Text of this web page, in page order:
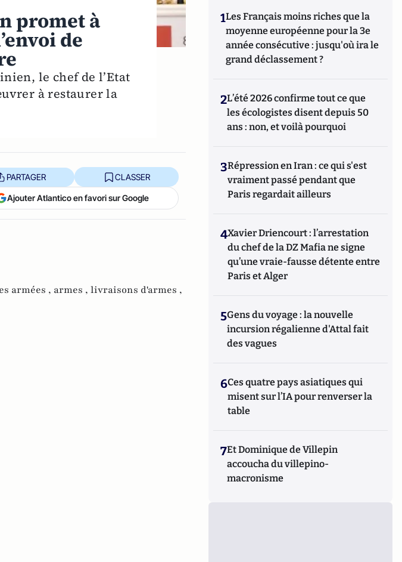
promet à
de
le chef de l’Etat
à restaurer la
PARTAGER CLASSER
Ajouter Atlantico en favori sur Google
armées , armes , livraisons d'armes ,
1Les Français moins riches que la
moyenne européenne pour la 3e
année consécutive : jusqu'où ira le
grand déclassement ?
2L’été 2026 confirme tout ce que
les écologistes disent depuis 50
ans : non, et voilà pourquoi
3Répression en Iran : ce qui s'est
vraiment passé pendant que
Paris regardait ailleurs
4Xavier Driencourt : l’arrestation
du chef de la DZ Mafia ne signe
qu’une vraie-fausse détente entre
Paris et Alger
5Gens du voyage : la nouvelle
incursion régalienne d'Attal fait
des vagues
6Ces quatre pays asiatiques qui
misent sur l’IA pour renverser la
table
7Et Dominique de Villepin
accoucha du villepino-
macronisme